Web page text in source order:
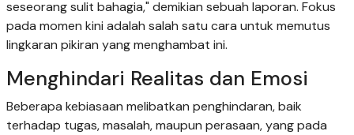
seseorang sulit bahagia," demikian sebuah laporan. Fokus
pada momen kini adalah salah satu cara untuk memutus
lingkaran pikiran yang menghambat ini.
Menghindari Realitas dan Emosi
Beberapa kebiasaan melibatkan penghindaran, baik
terhadap tugas, masalah, maupun perasaan, yang pada